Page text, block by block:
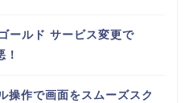
ルド サービス変更で
！
操作で画面をスムーズスク